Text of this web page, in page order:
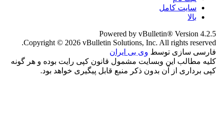
سایت کامل
بالا
Powered by vBulletin® Version 4.2.5
Copyright © 2026 vBulletin Solutions, Inc. All rights reserved.
فارسی سازی توسط وی بی ایران
کلیه مطالب این وبسایت مشمول قانون کپی رایت بوده و هر گونه
کپی برداری از آن بدون ذکر منبع قابل پیگیری خواهد بود.